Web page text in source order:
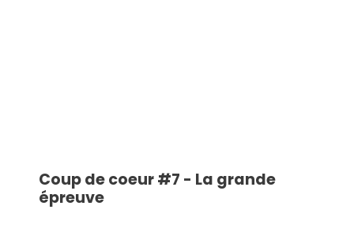
Coup de coeur #7 - La grande
épreuve